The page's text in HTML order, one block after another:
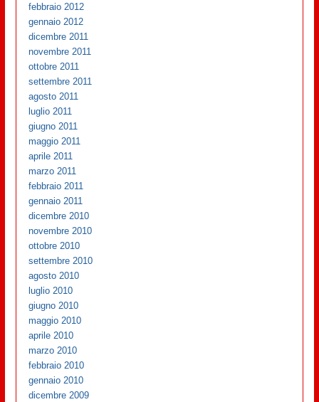
febbraio 2012
gennaio 2012
dicembre 2011
novembre 2011
ottobre 2011
settembre 2011
agosto 2011
luglio 2011
giugno 2011
maggio 2011
aprile 2011
marzo 2011
febbraio 2011
gennaio 2011
dicembre 2010
novembre 2010
ottobre 2010
settembre 2010
agosto 2010
luglio 2010
giugno 2010
maggio 2010
aprile 2010
marzo 2010
febbraio 2010
gennaio 2010
dicembre 2009